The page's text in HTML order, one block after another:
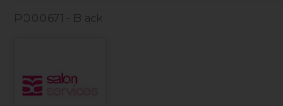
P000671 - Black